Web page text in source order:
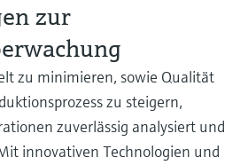
zur
zu minimieren, sowie Qualität
zu steigern,
zuverlässig analysiert und
innovativen Technologien und